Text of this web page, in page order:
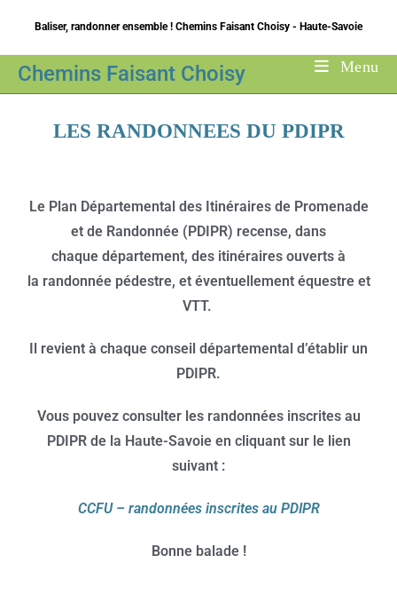
Baliser, randonner ensemble ! Chemins Faisant Choisy - Haute-Savoie
Chemins Faisant Choisy Menu
LES RANDONNEES DU PDIPR
Le Plan Départemental des Itinéraires de Promenade
et de Randonnée (PDIPR) recense, dans
chaque département, des itinéraires ouverts à
la randonnée pédestre, et éventuellement équestre et
VTT.
Il revient à chaque conseil départemental d’établir un
PDIPR.
Vous pouvez consulter les randonnées inscrites au
PDIPR de la Haute-Savoieen cliquant sur le lien
suivant :
CCFU – randonnées inscrites au PDIPR
Bonne balade !